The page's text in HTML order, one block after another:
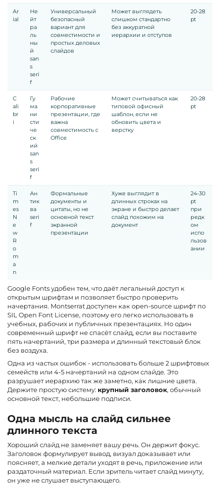
Ar
ial
Не
йт
ра
ль
ны
й
san
s
seri
f
Универсальный
безопасный
вариант для
совместимости и
простых деловых
слайдов
Может выглядеть
слишком стандартно
без аккуратной
иерархии и отступов
20-28
pt
C
ali
br
i
Гу
ма
ни
сти
че
ск
ий
san
s
seri
f
Рабочие
корпоративные
презентации, где
важна
совместимость с
Office
Может считываться как
типовой офисный
шаблон, если не
обновить цвета и
верстку
20-28
pt
Ti
m
es
N
e
w
R
o
m
a
n
Ан
тик
ва
seri
f
Формальные
документы и
цитаты, но не
основной текст
экранной
презентации
Хуже выглядит в
длинных строках на
экране и быстро делает
слайд похожим на
документ
24-30
pt
при
редк
ом
испо
льзов
ании
Google Fonts удобен тем, что даёт легальный доступ к
открытым шрифтам и позволяет быстро проверить
начертания. Montserrat доступен как open-source шрифт по
SIL Open Font License, поэтому его легко использовать в
учебных, рабочих и публичных презентациях. Но один
современный шрифт не спасёт слайд, если вы поставите
пять начертаний, три размера и длинный текстовый блок
без воздуха.
Одна из частых ошибок - использовать больше 2 шрифтовых
семейств или 4-5 начертаний на одном слайде. Это
разрушает иерархию так же заметно, как лишние цвета.
Держите простую систему: крупный заголовок, обычный
основной текст, небольшие подписи.
Одна мысль на слайд сильнее
длинного текста
Хороший слайд не заменяет вашу речь. Он держит фокус.
Заголовок формулирует вывод, визуал доказывает или
поясняет, а мелкие детали уходят в речь, приложение или
раздаточный материал. Если зритель читает слайд минуту,
он уже не слушает выступающего.